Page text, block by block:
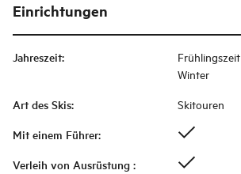
Einrichtungen
Jahreszeit:
Frühlingszeit
Winter
Art des Skis: Skitouren
Mit einem Führer:
Verleih von Ausrüstung :